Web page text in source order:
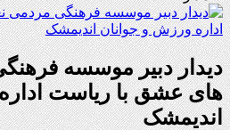
دیدار دبیر موسسه
های عشق با ریاست
اندیمشک